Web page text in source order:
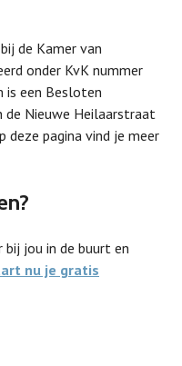
de Kamer van
onder KvK nummer
is een Besloten
de Nieuwe Heilaarstraat
deze pagina vind je meer
bij jou in de buurt en
nu je gratis